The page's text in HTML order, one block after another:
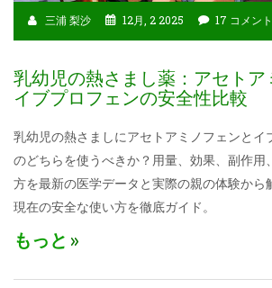
三浦 梨沙 12月, 2 2025 17 コメント
乳幼児の熱さまし薬：アセトア
イブプロフェンの安全性比較
乳幼児の熱さましにアセトアミノフェンとイ
のどちらを使うべきか？用量、効果、副作用
方を最新の医学データと実際の親の体験から
現在の安全な使い方を徹底ガイド。
もっと